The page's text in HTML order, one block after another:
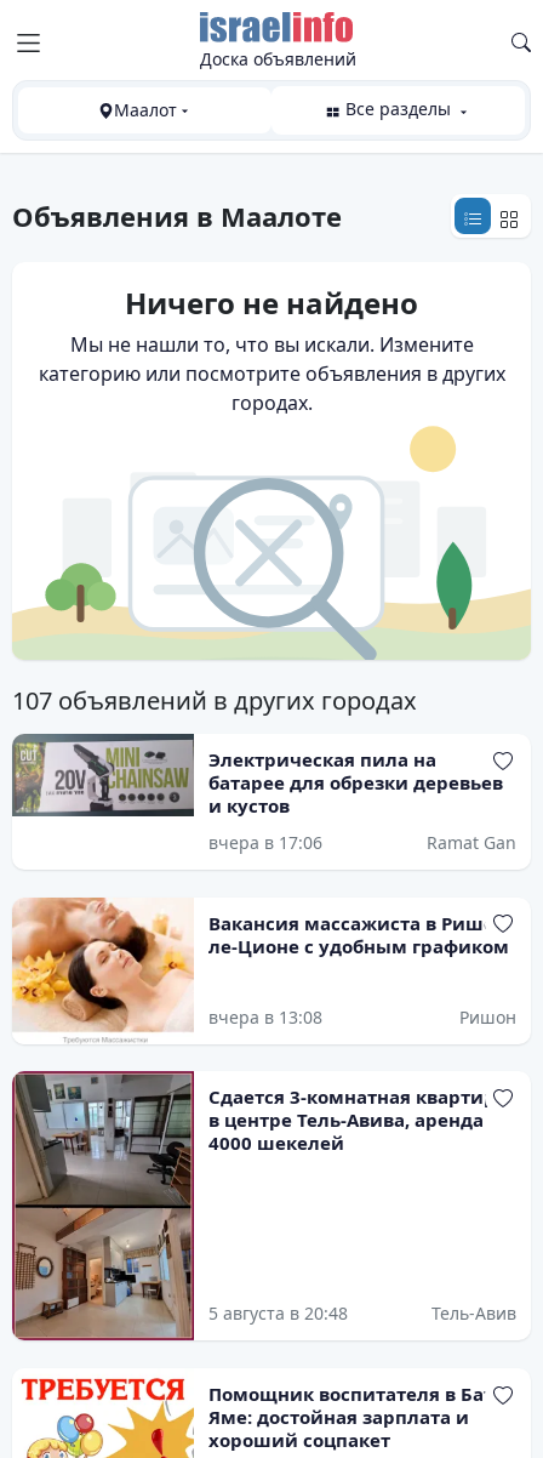
Доска объявлений
Маалот Все разделы
Объявления в Маалоте
Ничего не найдено
Мы не нашли то, что вы искали. Измените
категорию или посмотрите объявления в других
городах.
107 объявлений в других городах
Электрическая пила на
батарее для обрезки деревьев
и кустов
вчера в 17:06 Ramat Gan
Вакансия массажиста в Ришон-
ле-Ционе с удобным графиком
вчера в 13:08 Ришон
Сдается 3-комнатная квартира
в центре Тель-Авива, аренда
4000 шекелей
5 августа в 20:48 Тель-Авив
Помощник воспитателя в Бат-
Яме: достойная зарплата и
хороший соцпакет